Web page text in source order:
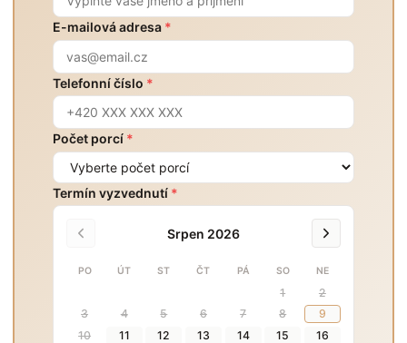
E-mailová adresa *
Telefonní číslo *
Počet porcí *
Termín vyzvednutí *
Srpen 2026
PO ÚT ST ČT PÁ SO NE
1
2
3
4 5 6 7 8
9
10
11 12 13 14 15
16